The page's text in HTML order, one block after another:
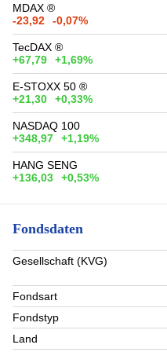
MDAX ®
-23,92
-0,07%
TecDAX ®
+67,79
+1,69%
E-STOXX 50 ®
+21,30
+0,33%
NASDAQ 100
+348,97
+1,19%
HANG SENG
+136,03
+0,53%
Fondsdaten
Gesellschaft (KVG)
Fondsart
Fondstyp
Land